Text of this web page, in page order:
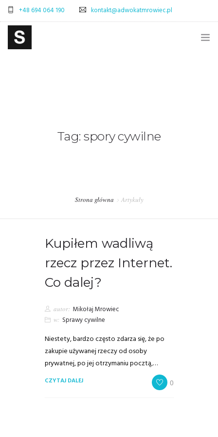
+48 694 064 190 kontakt@adwokatmrowiec.pl
Tag: spory cywilne
Strona główna Artykuły
Kupiłem wadliwą
rzecz przez Internet.
Co dalej?
autor: Mikołaj Mrowiec
w: Sprawy cywilne
Niestety, bardzo często zdarza się, że po
zakupie używanej rzeczy od osoby
prywatnej, po jej otrzymaniu pocztą,…
CZYTAJ DALEJ 0